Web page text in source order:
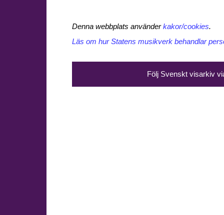
Denna webbplats använderkakor/cookies.
Läs om hur Statens musikverk behandlar
Följ Svenskt visarkiv